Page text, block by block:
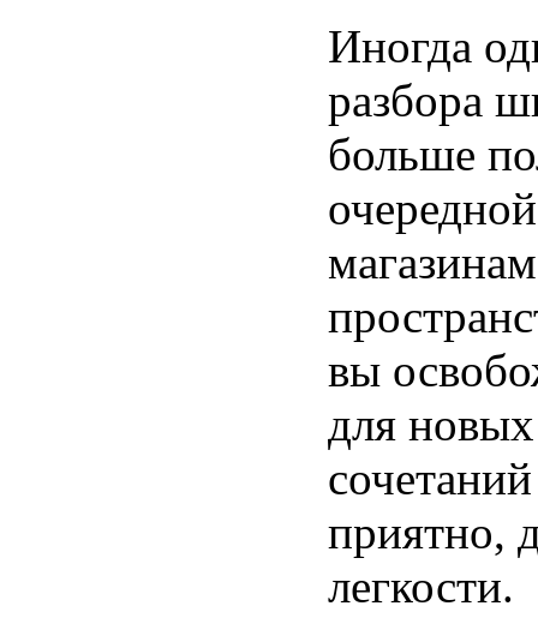
Иногда
разбора
больше
вы
для
приятно,
легкости.